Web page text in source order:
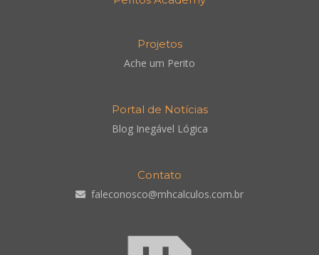
Projetos
Ache um Perito
Portal de Notícias
Blog Inegável Lógica
Contato
faleconosco@mhcalculos.com.br